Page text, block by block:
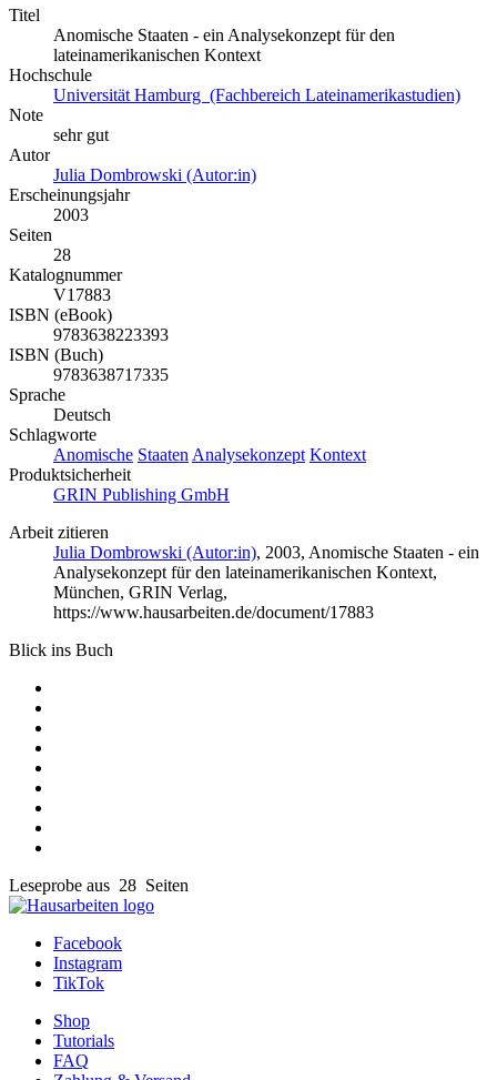
Titel
Anomische Staaten - ein Analysekonzept für den
lateinamerikanischen Kontext
Hochschule
Universität Hamburg (Fachbereich Lateinamerikastudien)
Note
sehr gut
Autor
Julia Dombrowski (Autor:in)
Erscheinungsjahr
2003
Seiten
28
Katalognummer
V17883
ISBN (eBook)
9783638223393
ISBN (Buch)
9783638717335
Sprache
Deutsch
Schlagworte
Anomische Staaten Analysekonzept Kontext
Produktsicherheit
GRIN Publishing GmbH
Arbeit zitieren
Julia Dombrowski (Autor:in), 2003, Anomische Staaten - ein
Analysekonzept für den lateinamerikanischen Kontext,
München, GRIN Verlag,
https://www.hausarbeiten.de/document/17883
Blick ins Buch
Leseprobe aus 28 Seiten